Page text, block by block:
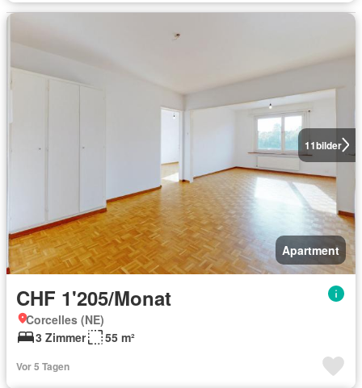
11bilder
Apartment
CHF 1'205/Monat
Corcelles (NE)
3 Zimmer
55 m²
Vor 5 Tagen